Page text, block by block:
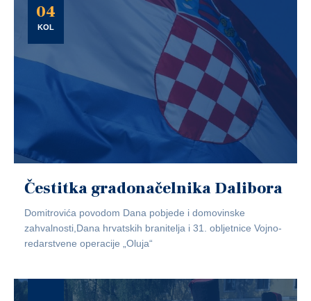
04
KOL
Čestitka gradonačelnika Dalibora
Domitrovića povodom Dana pobjede i domovinske
zahvalnosti,Dana hrvatskih branitelja i 31. obljetnice Vojno-
redarstvene operacije „Oluja“